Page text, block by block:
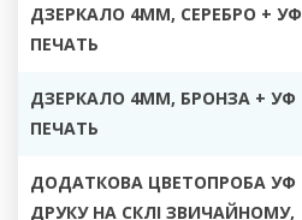
ДЗЕРКАЛО 4ММ, СЕРЕБРО + УФ
ПЕЧАТЬ
ДЗЕРКАЛО 4ММ, БРОНЗА + УФ
ПЕЧАТЬ
ДОДАТКОВА ЦВЕТОПРОБА УФ
ДРУКУ НА СКЛІ ЗВИЧАЙНОМУ,